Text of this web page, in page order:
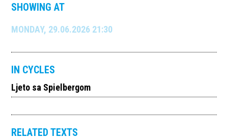
SHOWING AT
MONDAY, 29.06.2026 21:30
IN CYCLES
Ljeto sa Spielbergom
RELATED TEXTS